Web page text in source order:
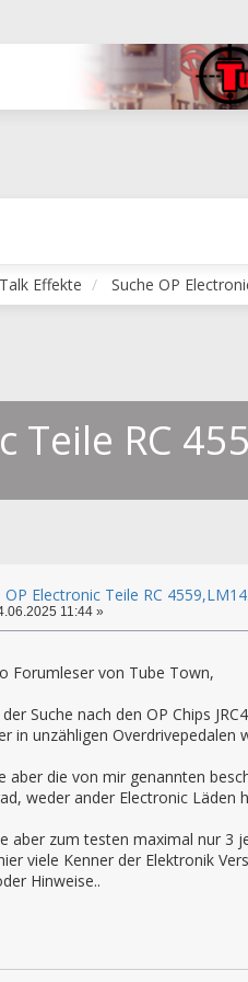
Effekte Suche OP
Teile RC
OP Electronic Teile RC
11:44 »
Forumleser von Tube Town,
Suche nach den OP Chips
in unzähligen
aber die von mir genannten
weder ander Electronic Läden
aber zum testen maximal nur 3
viele Kenner der Elektronik
Hinweise..